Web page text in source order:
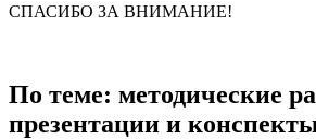
СПАСИБО ЗА ВНИМАНИЕ!
По теме: методические
презентации и